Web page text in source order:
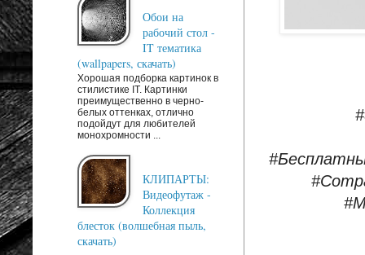
Обои на
рабочий стол -
IT тематика
(wallpapers, скачать)
Хорошая подборка картинок в
стилистике IT. Картинки
преимущественно в черно-
белых оттенках, отлично
подойдут для любителей
монохромности ...
КЛИПАРТЫ:
Видеофутаж -
Коллекция
блесток (волшебная пыль,
скачать)